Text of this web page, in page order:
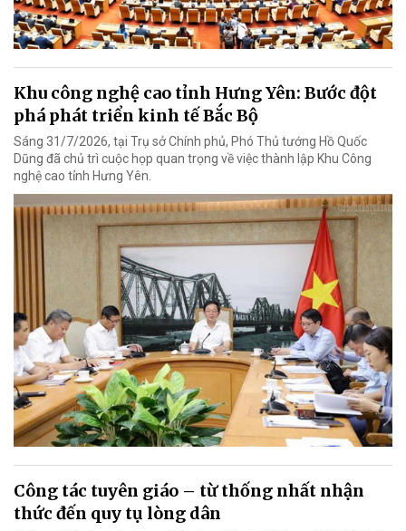
Khu công nghệ cao tỉnh Hưng Yên: Bước đột
phá phát triển kinh tế Bắc Bộ
Sáng 31/7/2026, tại Trụ sở Chính phủ, Phó Thủ tướng Hồ Quốc
Dũng đã chủ trì cuộc họp quan trọng về việc thành lập Khu Công
nghệ cao tỉnh Hưng Yên.
Công tác tuyên giáo – từ thống nhất nhận
thức đến quy tụ lòng dân